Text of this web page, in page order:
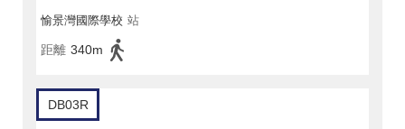
愉景灣國際學校 站
距離 340m
DB03R